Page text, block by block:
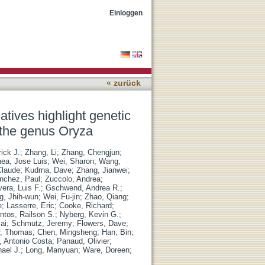
turnover and
Einloggen
« zurück
highlight genetic
genus Oryza
J.; Zhang, Li; Zhang, Chengjun;
Jose Luis; Wei, Sharon; Wang,
; Kudrna, Dave; Zhang, Jianwei;
Paul ; Zuccolo, Andrea;
Luis F.; Gschwend, Andrea R.;
Jhih-wun; Wei, Fu-jin; Zhao, Qiang;
; Lasserre, Eric; Cooke, Richard;
Railson S.; Nyberg, Kevin G.;
; Schmutz, Jeremy; Flowers, Dave;
Thomas; Chen, Mingsheng; Han, Bin;
Antonio Costa; Panaud, Olivier;
J.; Long, Manyuan; Ware, Doreen;